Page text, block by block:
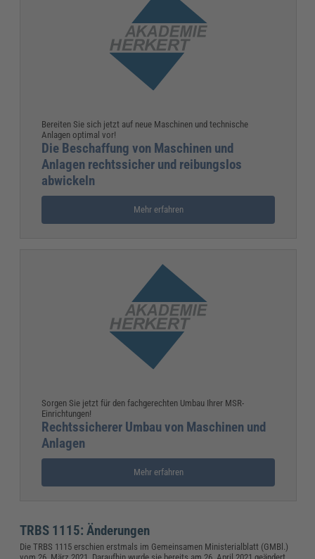
Bereiten Sie sich jetzt auf neue Maschinen und technische
Anlagen optimal vor!
Die Beschaffung von Maschinen und
Anlagen rechtssicher und reibungslos
abwickeln
Mehr erfahren
Sorgen Sie jetzt für den fachgerechten Umbau Ihrer MSR-
Einrichtungen!
Rechtssicherer Umbau von Maschinen und
Anlagen
Mehr erfahren
TRBS 1115: Änderungen
Die TRBS 1115 erschien erstmals im Gemeinsamen Ministerialblatt (GMBl.)